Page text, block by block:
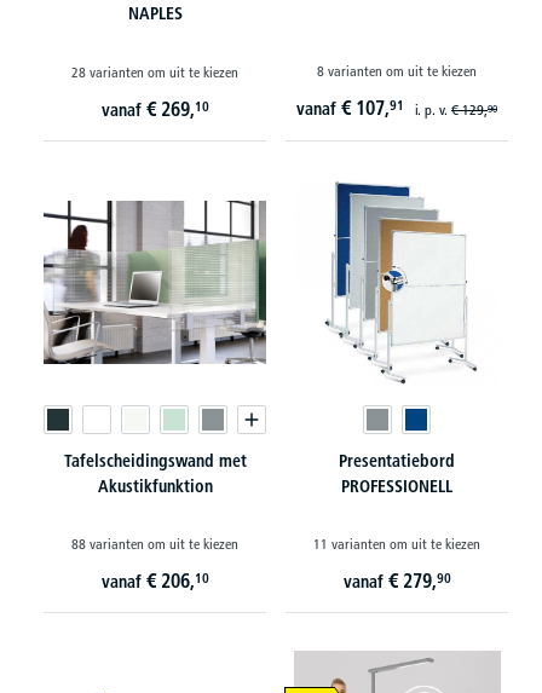
NAPLES
28 varianten om uit te kiezen
vanaf € 269,10
8 varianten om uit te kiezen
vanaf € 107,91 i. p. v. € 129,90
Tafelscheidingswand met
Akustikfunktion
88 varianten om uit te kiezen
vanaf € 206,10
Presentatiebord
PROFESSIONELL
11 varianten om uit te kiezen
vanaf € 279,90